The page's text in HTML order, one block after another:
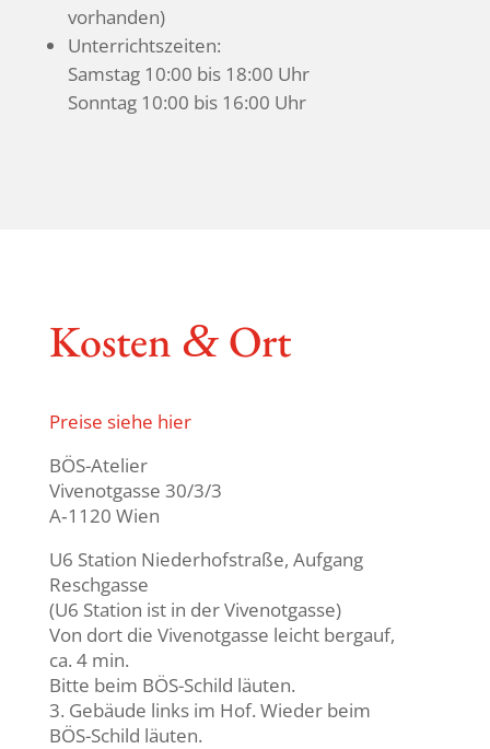
vorhanden)
Unter­richts­zeiten:
Samstag 10:00 bis 18:00 Uhr
Sonntag 10:00 bis 16:00 Uhr
Kosten &Ort
Preise siehe hier
BÖS-Atelier
Vivenot­gasse 30/3/3
A‑1120 Wien
U6 Station Nieder­hof­straße, Aufgang
Resch­gasse
(U6 Station ist in der Vivenot­gasse)
Von dort die Vivenot­gasse leicht bergauf,
ca. 4 min.
Bitte beim BÖS-Schild läuten.
3. Gebäude links im Hof. Wieder beim
BÖS-Schild läuten.